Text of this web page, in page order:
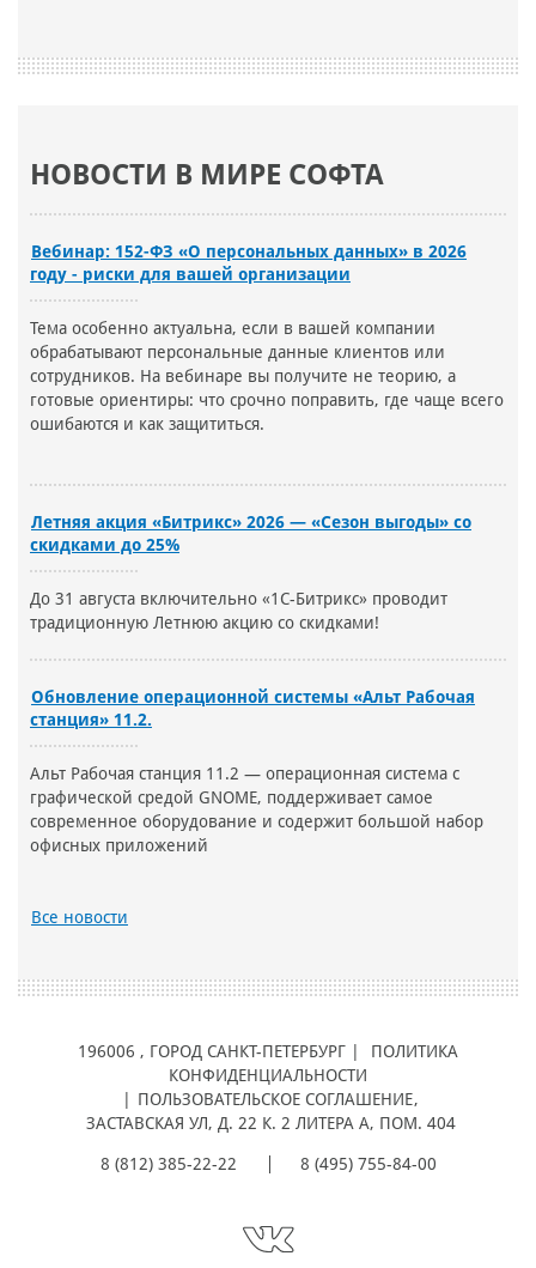
НОВОСТИ В МИРЕ СОФТА
Вебинар: 152-ФЗ «О персональных данных» в 2026
году - риски для вашей организации
Тема особенно актуальна, если в вашей компании
обрабатывают персональные данные клиентов или
сотрудников. На вебинаре вы получите не теорию, а
готовые ориентиры: что срочно поправить, где чаще всего
ошибаются и как защититься.
Летняя акция «Битрикс» 2026 — «Сезон выгоды» со
скидками до 25%
До 31 августа включительно «1С-Битрикс» проводит
традиционную Летнюю акцию со скидками!
Обновление операционной системы «Альт Рабочая
станция» 11.2.
Альт Рабочая станция 11.2 — операционная система с
графической средой GNOME, поддерживает самое
современное оборудование и содержит большой набор
офисных приложений
Все новости
196006 , ГОРОД САНКТ-ПЕТЕРБУРГ |
ПОЛИТИКА
КОНФИДЕНЦИАЛЬНОСТИ
ПОЛЬЗОВАТЕЛЬСКОЕ СОГЛАШЕНИЕ,
ЗАСТАВСКАЯ УЛ, Д. 22 К. 2 ЛИТЕРА А, ПОМ. 404
8 (812) 385-22-22 8 (495) 755-84-00